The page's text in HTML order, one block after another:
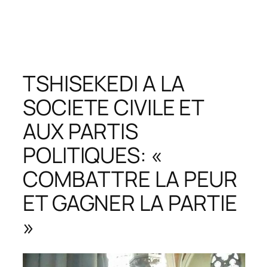
TSHISEKEDI A LA
SOCIETE CIVILE ET
AUX PARTIS
POLITIQUES: «
COMBATTRE LA PEUR
ET GAGNER LA PARTIE
»